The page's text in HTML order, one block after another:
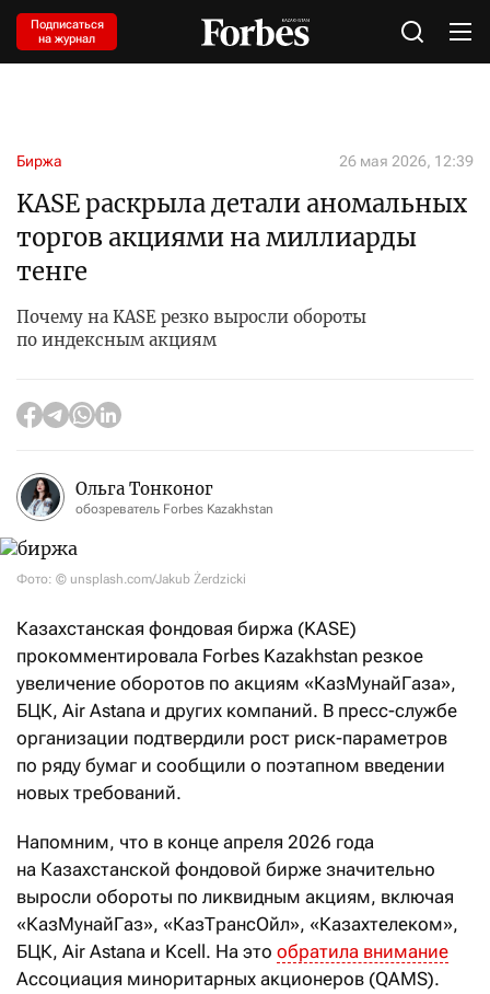
Подписаться
на журнал
Биржа 26 мая 2026, 12:39
KASE раскрыла детали аномальных
торгов акциями на миллиарды
тенге
Почему на KASE резко выросли обороты
по индексным акциям
Ольга Тонконог
обозреватель Forbes Kazakhstan
Фото: © unsplash.com/Jakub Żerdzicki
Казахстанская фондовая биржа (KASE)
прокомментировала Forbes Kazakhstan резкое
увеличение оборотов по акциям «КазМунайГаза»,
БЦК, Air Astana и других компаний. В пресс-службе
организации подтвердили рост риск-параметров
по ряду бумаг и сообщили о поэтапном введении
новых требований.
Напомним, что в конце апреля 2026 года
на Казахстанской фондовой бирже значительно
выросли обороты по ликвидным акциям, включая
«КазМунайГаз», «КазТрансОйл», «Казахтелеком»,
БЦК, Air Astana и Kcell. На это обратила внимание
Ассоциация миноритарных акционеров (QAMS).